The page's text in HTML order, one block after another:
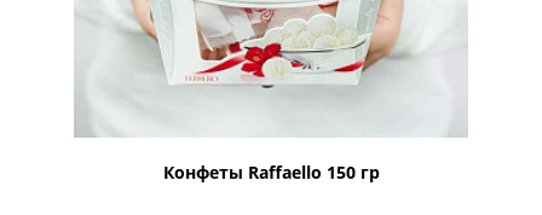
Конфеты Raffaello 150 гр